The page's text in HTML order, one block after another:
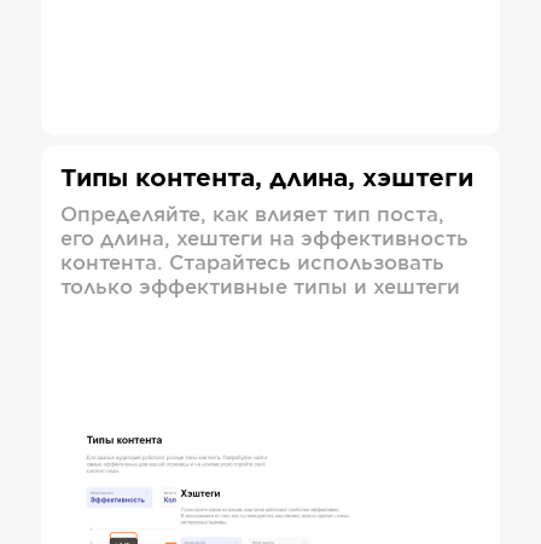
Типы контента, длина, хэштеги
Определяйте, как влияет тип поста,
его длина, хештеги на эффективность
контента. Старайтесь использовать
только эффективные типы и хештеги